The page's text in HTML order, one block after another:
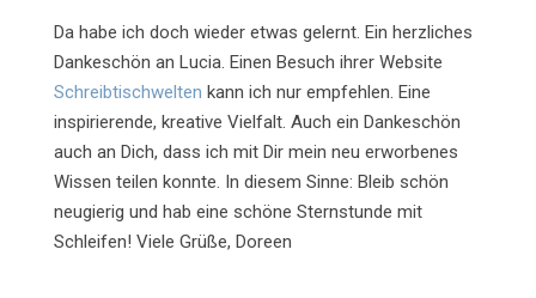
Da habe ich doch wieder etwas gelernt. Ein herzliches
Dankeschön an Lucia. Einen Besuch ihrer Website
Schreibtischwelten kann ich nur empfehlen. Eine
inspirierende, kreative Vielfalt. Auch ein Dankeschön
auch an Dich, dass ich mit Dir mein neu erworbenes
Wissen teilen konnte. In diesem Sinne: Bleib schön
neugierig und hab eine schöne Sternstunde mit
Schleifen! Viele Grüße, Doreen